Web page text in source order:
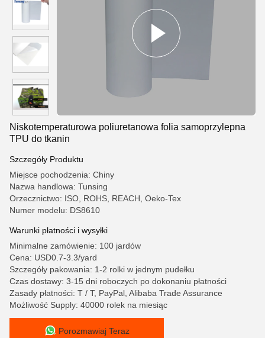
Niskotemperaturowa poliuretanowa folia samoprzylepna
TPU do tkanin
Szczegóły Produktu
Miejsce pochodzenia: Chiny
Nazwa handlowa: Tunsing
Orzecznictwo: ISO, ROHS, REACH, Oeko-Tex
Numer modelu: DS8610
Warunki płatności i wysyłki
Minimalne zamówienie: 100 jardów
Cena: USD0.7-3.3/yard
Szczegóły pakowania: 1-2 rolki w jednym pudełku
Czas dostawy: 3-15 dni roboczych po dokonaniu płatności
Zasady płatności: T / T, PayPal, Alibaba Trade Assurance
Możliwość Supply: 40000 rolek na miesiąc
Porozmawiaj Teraz